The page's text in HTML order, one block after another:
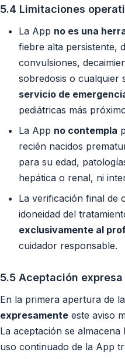
5.4 Limitaciones
La App no es una
fiebre alta persistente,
convulsiones,
sobredosis o cualquier
servicio de
pediátricas más
La App no contempla
recién nacidos
para su edad,
hepática o renal, ni
La verificación final de
idoneidad del
exclusivamente al
cuidador responsable.
5.5 Aceptación
En la primera apertura de
expresamente este aviso
La aceptación se
uso continuado de la App